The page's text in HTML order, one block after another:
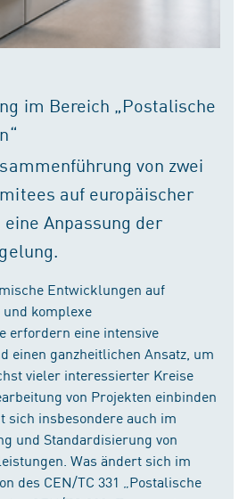
im Bereich „Postalische
von zwei
auf europäischer
Anpassung der
Entwicklungen auf
komplexe
erfordern eine intensive
einen ganzheitlichen Ansatz, um
vieler interessierter Kreise
von Projekten einbinden
sich insbesondere auch im
und Standardisierung von
Was ändert sich im
des CEN/TC 331 „Postalische